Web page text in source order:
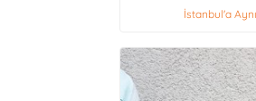
İstanbul'a